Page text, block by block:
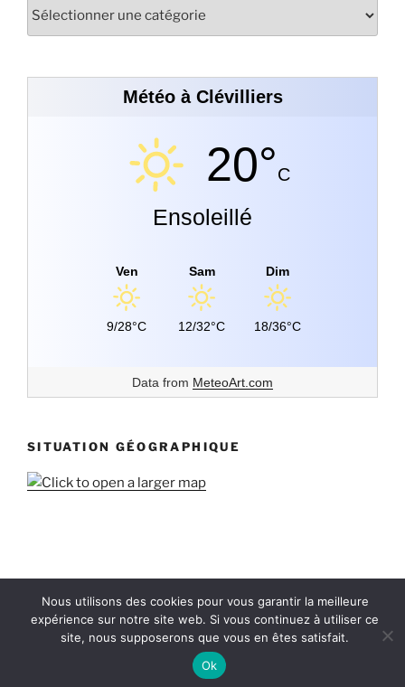
Météo à Clévilliers
20°C
Ensoleillé
Ven
9/28°C
Sam
12/32°C
Dim
18/36°C
Data from MeteoArt.com
SITUATION GÉOGRAPHIQUE
WordPress
Nous utilisons des cookies pour vous garantir la meilleure
expérience sur notre site web. Si vous continuez à utiliser ce
site, nous supposerons que vous en êtes satisfait.
Ok